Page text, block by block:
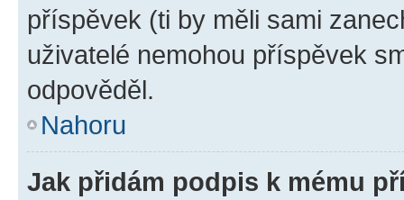
příspěvek (ti by měli sami
uživatelé nemohou příspěvek
odpověděl.
Nahoru
Jak přidám podpis k mému